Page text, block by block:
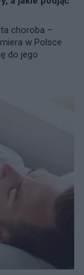
choroba –
w Polsce
do jego